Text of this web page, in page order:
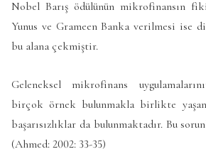
Nobel Barış ödülünün mikrofinansın
Yunus ve Grameen Banka verilmesi ise
bu alana çekmiştir.
Geleneksel mikrofinans
birçok örnek bulunmakla birlikte
başarısızlıklar da bulunmaktadır. Bu
(Ahmed: 2002: 33-35)